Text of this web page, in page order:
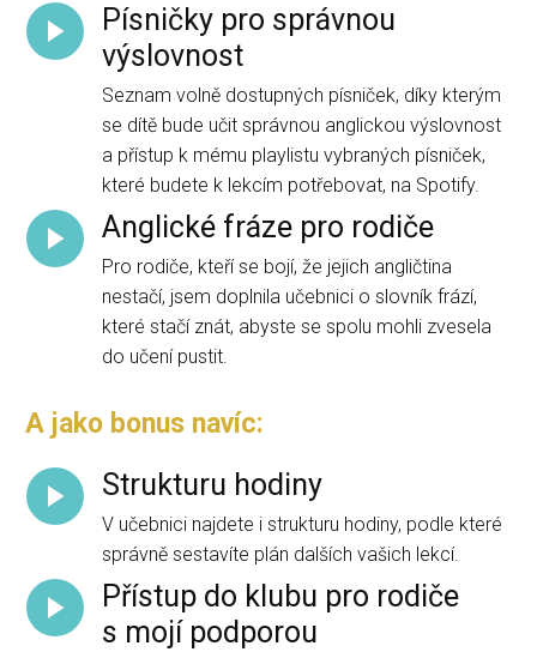
Písničky pro správnou
výslovnost
Seznam volně dostupných písniček, díky kterým
se dítě bude učit správnou anglickou výslovnost
a přístup k mému playlistu vybraných písniček,
které budete k lekcím potřebovat, na Spotify.
Anglické fráze pro rodiče
Pro rodiče, kteří se bojí, že jejich angličtina
nestačí, jsem doplnila učebnici o slovník frází,
které stačí znát, abyste se spolu mohli zvesela
do učení pustit.
A jako bonus navíc:
Strukturu hodiny
V učebnici najdete i strukturu hodiny, podle které
správně sestavíte plán dalších vašich lekcí.
Přístup do klubu pro rodiče
s mojí podporou